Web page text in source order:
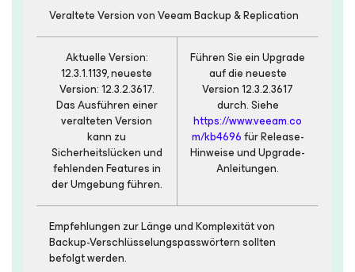
Veraltete Version von Veeam Backup & Replication
Aktuelle Version:
12.3.1.1139, neueste
Version: 12.3.2.3617.
Das Ausführen einer
veralteten Version
kann zu
Sicherheitslücken und
fehlenden Features in
der Umgebung führen.
Führen Sie ein Upgrade
auf die neueste
Version 12.3.2.3617
durch. Siehe
https://www.veeam.co
m/kb4696für Release-
Hinweise und Upgrade-
Anleitungen.
Empfehlungen zur Länge und Komplexität von
Backup-Verschlüsselungspasswörtern sollten
befolgt werden.